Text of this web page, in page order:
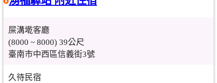
屎溝墘客廳
(8000 ~ 8000) 39公尺
臺南市中西區信義街3號
久待民宿